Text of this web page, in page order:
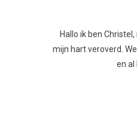
Hallo ik ben
mijn hart veroverd.
en al